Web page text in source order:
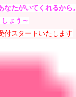
たがいてくれるから。
ょう～
付スタートいたします